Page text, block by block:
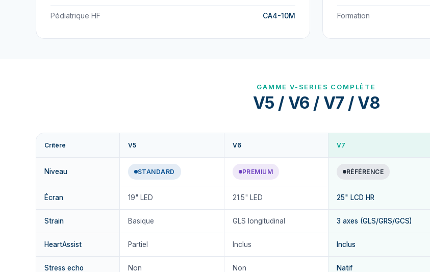
Pédiatrique HF CA4-10M Formation
GAMME V-SERIES COMPLÈTE
V5 / V6 / V7 / V8
Critère V5 V6 V7
Niveau STANDARD PREMIUM RÉFÉRENCE
Écran 19" LED 21.5" LED 25" LCD HR
Strain Basique GLS longitudinal 3 axes (GLS/GRS/GCS)
HeartAssist Partiel Inclus Inclus
Stress echo Non Non Natif